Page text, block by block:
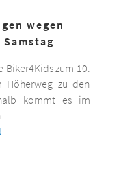
wegen
zum 10.
zu den
kommt es im